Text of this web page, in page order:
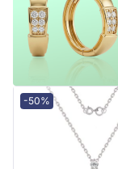
-50%